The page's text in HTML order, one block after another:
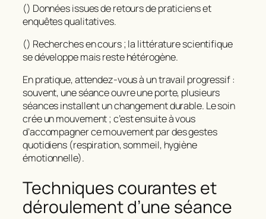
() Données issues de retours de praticiens et
enquêtes qualitatives.
() Recherches en cours ; la littérature scientifique
se développe mais reste hétérogène.
En pratique, attendez-vous à un travail progressif :
souvent, une séance ouvre une porte, plusieurs
séances installent un changement durable. Le soin
crée un mouvement ; c’est ensuite à vous
d’accompagner ce mouvement par des gestes
quotidiens (respiration, sommeil, hygiène
émotionnelle).
Techniques courantes et
déroulement d’une séance